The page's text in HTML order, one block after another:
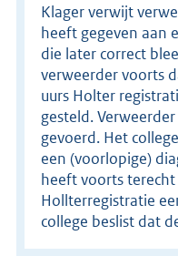
Klager verwijt
heeft gegeven aan
die later correct
verweerder voorts
uurs Holter
gesteld.
gevoerd. Het
een (voorlopige)
heeft voorts
Hollterregistratie
college beslist dat